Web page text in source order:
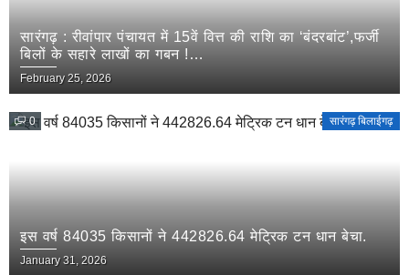
सारंगढ़ : रीवांपार पंचायत में 15वें वित्त की राशि का ‘बंदरबांट’,फर्जी
बिलों के सहारे लाखों का गबन !…
February 25, 2026
0 सारंगढ़ बिलाईगढ़
इस वर्ष 84035 किसानों ने 442826.64 मेट्रिक टन धान बेचा.
January 31, 2026